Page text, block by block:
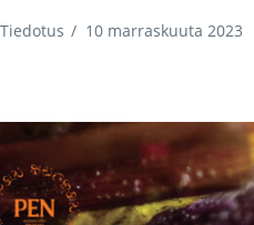
/ 10 marraskuuta 2023